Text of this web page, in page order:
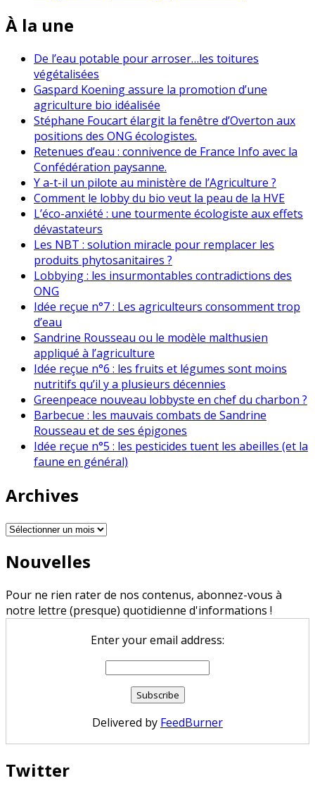
À la une
De l’eau potable pour arroser…les toitures
végétalisées
Gaspard Koening assure la promotion d’une
agriculture bio idéalisée
Stéphane Foucart élargit la fenêtre d’Overton aux
positions des ONG écologistes.
Retenues d’eau : connivence de France Info avec la
Confédération paysanne.
Y a-t-il un pilote au ministère de l’Agriculture ?
Comment le lobby du bio veut la peau de la HVE
L’éco-anxiété : une tourmente écologiste aux effets
dévastateurs
Les NBT : solution miracle pour remplacer les
produits phytosanitaires ?
Lobbying : les insurmontables contradictions des
ONG
Idée reçue n°7 : Les agriculteurs consomment trop
d’eau
Sandrine Rousseau ou le modèle malthusien
appliqué à l’agriculture
Idée reçue n°6 : les fruits et légumes sont moins
nutritifs qu’il y a plusieurs décennies
Greenpeace nouveau lobbyste en chef du charbon ?
Barbecue : les mauvais combats de Sandrine
Rousseau et de ses épigones
Idée reçue n°5 : les pesticides tuent les abeilles (et la
faune en général)
Archives
Archives
Nouvelles
Pour ne rien rater de nos contenus, abonnez-vous à
notre lettre (presque) quotidienne d'informations !
Enter your email address:
Delivered by FeedBurner
Twitter